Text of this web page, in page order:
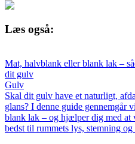
Læs også:
Mat, halvblank eller blank lak –
dit gulv
Gulv
Skal dit gulv have et naturligt,
glans? I denne guide gennemgår
blank lak – og hjælper dig med at
bedst til rummets lys, stemning